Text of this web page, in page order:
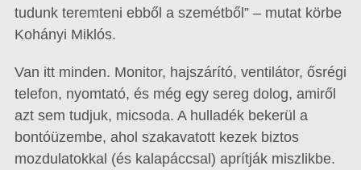
tudunk teremteni ebből a szemétből” – mutat körbe
Kohányi Miklós.
Van itt minden. Monitor, hajszárító, ventilátor, ősrégi
telefon, nyomtató, és még egy sereg dolog, amiről
azt sem tudjuk, micsoda. A hulladék bekerül a
bontóüzembe, ahol szakavatott kezek biztos
mozdulatokkal (és kalapáccsal) aprítják miszlikbe.